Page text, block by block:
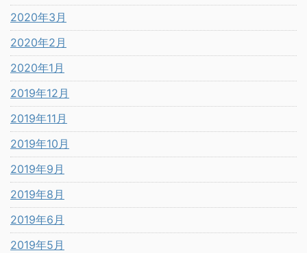
2020年3月
2020年2月
2020年1月
2019年12月
2019年11月
2019年10月
2019年9月
2019年8月
2019年6月
2019年5月